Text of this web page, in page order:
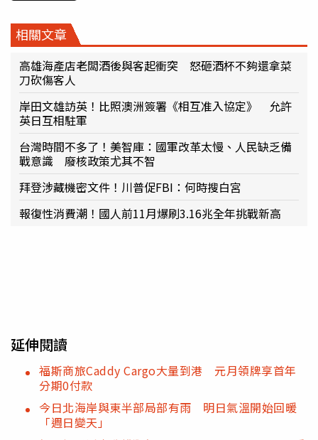
相關文章
高雄海產店老闆酒後與客起衝突 怒砸酒杯不夠還拿菜
刀砍傷客人
岸田文雄訪英！比照澳洲簽署《相互准入協定》 允許
英日互相駐軍
台灣時間不多了！美智庫：國軍改革太慢、人民缺乏備
戰意識 廢核政策尤其不智
拜登涉藏機密文件！川普促FBI：何時搜白宮
報復性消費潮！國人前11月爆刷3.16兆全年挑戰新高
延伸閱讀
福斯商旅Caddy Cargo大量到港 元月領牌享首年
分期0付款
今日北海岸與東半部局部有雨 明日氣溫開始回暖
「週日變天」